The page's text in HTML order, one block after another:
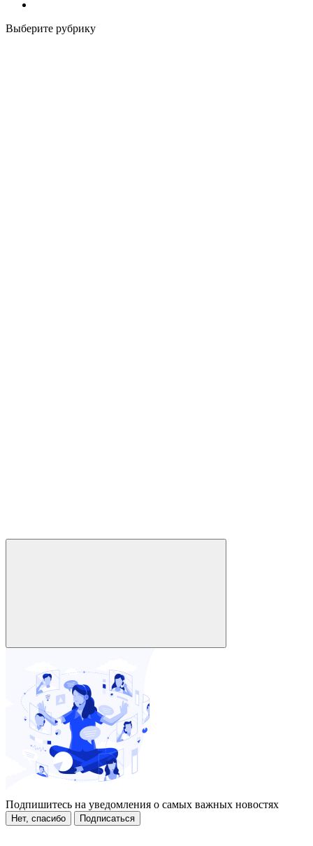
Выберите рубрику
Подпишитесь на уведомления о самых важных новостях
Нет, спасибо Подписаться